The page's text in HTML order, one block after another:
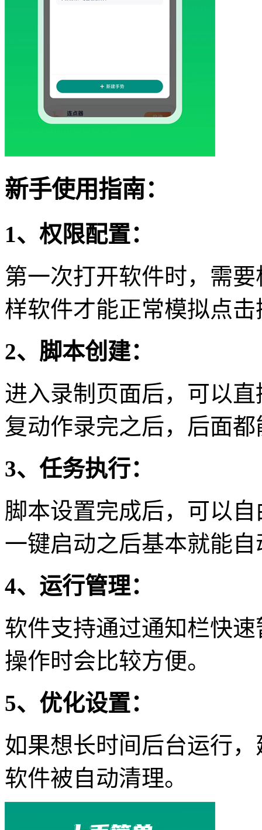
新手使用指南：
1、权限配置：
第一次打开软件时，需
样软件才能正常模拟点击
2、脚本创建：
进入录制页面后，可以
复动作录完之后，后面
3、任务执行：
脚本设置完成后，可以
一键启动之后基本就能
4、运行管理：
软件支持通过通知栏快
操作时会比较方便。
5、优化设置：
如果想长时间后台运行
软件被自动清理。